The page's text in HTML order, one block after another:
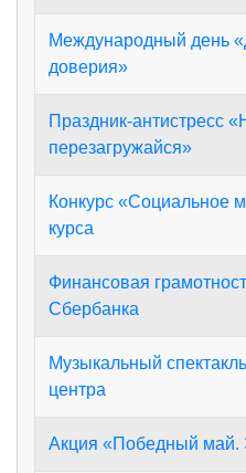
Международный день
доверия»
Праздник-антистресс
перезагружайся»
Конкурс «Социальное
курса
Финансовая
Сбербанка
Музыкальный
центра
Акция «Победный май.